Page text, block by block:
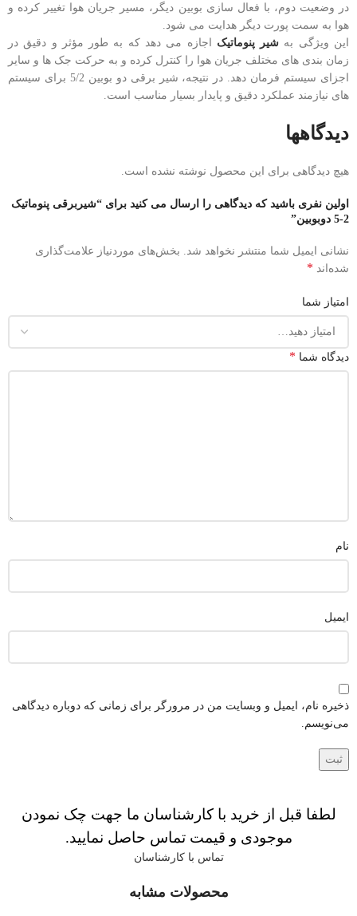
در وضعیت دوم، با فعال سازی بوبین دیگر، مسیر جریان هوا تغییر کرده و
هوا به سمت پورت دیگر هدایت می شود.
این ویژگی به شیر پنوماتیک اجازه می دهد که به طور مؤثر و دقیق در
زمان بندی های مختلف جریان هوا را کنترل کرده و به حرکت جک ها و سایر
اجزای سیستم فرمان دهد. در نتیجه، شیر برقی دو بوبین 5/2 برای سیستم
های نیازمند عملکرد دقیق و پایدار بسیار مناسب است.
دیدگاهها
هیچ دیدگاهی برای این محصول نوشته نشده است.
اولین نفری باشید که دیدگاهی را ارسال می کنید برای “شیربرقی پنوماتیک
2-5 دوبوبین”
نشانی ایمیل شما منتشر نخواهد شد.
بخش‌های موردنیاز علامت‌گذاری
شده‌اند *
امتیاز شما
دیدگاه شما *
نام
ایمیل
ذخیره نام، ایمیل و وبسایت من در مرورگر برای زمانی که دوباره دیدگاهی
می‌نویسم.
لطفا قبل از خرید با کارشناسان ما جهت چک نمودن
موجودی و قیمت تماس حاصل نمایید.
تماس با کارشناسان
محصولات مشابه